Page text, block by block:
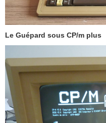
Le Guépard sous CP/m plus